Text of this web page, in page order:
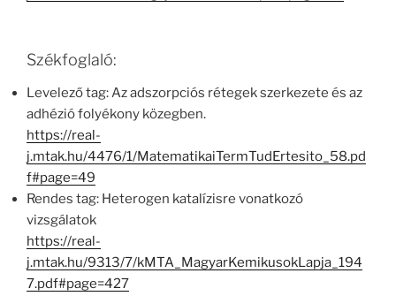
Székfoglaló:
Levelező tag: Az adszorpciós rétegek szerkezete és az
adhézió folyékony közegben.
https://real-
j.mtak.hu/4476/1/MatematikaiTermTudErtesito_58.pd
f#page=49
Rendes tag: Heterogen katalízisre vonatkozó
vizsgálatok
https://real-
j.mtak.hu/9313/7/kMTA_MagyarKemikusokLapja_194
7.pdf#page=427